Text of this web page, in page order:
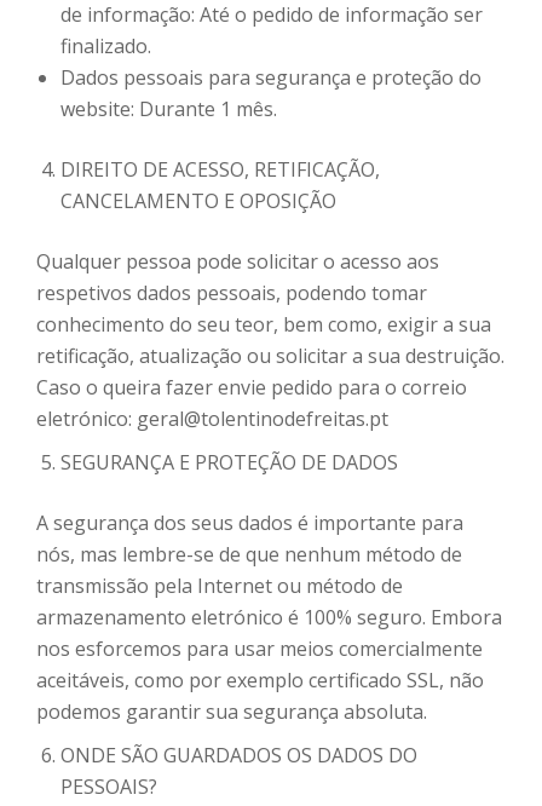
de informação: Até o pedido de informação ser
finalizado.
Dados pessoais para segurança e proteção do
website: Durante 1 mês.
DIREITO DE ACESSO, RETIFICAÇÃO,
CANCELAMENTO E OPOSIÇÃO
Qualquer pessoa pode solicitar o acesso aos
respetivos dados pessoais, podendo tomar
conhecimento do seu teor, bem como, exigir a sua
retificação, atualização ou solicitar a sua destruição.
Caso o queira fazer envie pedido para o correio
eletrónico: geral@tolentinodefreitas.pt
SEGURANÇA E PROTEÇÃO DE DADOS
A segurança dos seus dados é importante para
nós, mas lembre-se de que nenhum método de
transmissão pela Internet ou método de
armazenamento eletrónico é 100% seguro. Embora
nos esforcemos para usar meios comercialmente
aceitáveis, como por exemplo certificado SSL, não
podemos garantir sua segurança absoluta.
ONDE SÃO GUARDADOS OS DADOS DO
PESSOAIS?